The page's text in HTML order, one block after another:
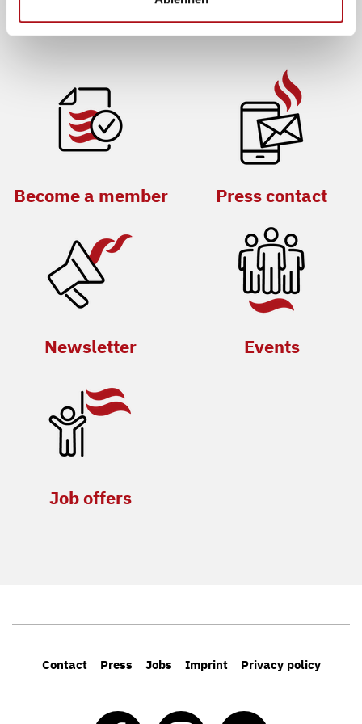
Become a member Press contact
Newsletter Events
Job offers
Contact Press Jobs Imprint Privacy policy